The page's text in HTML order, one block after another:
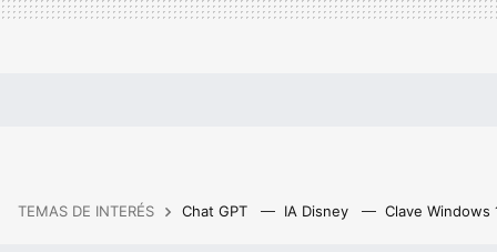
TEMAS DE INTERÉS Chat GPT IA Disney Clave Windows